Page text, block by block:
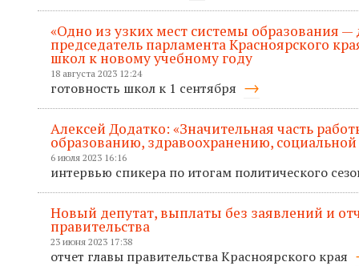
«Одно из узких мест системы образования —
председатель парламента Красноярского
школ к новому учебному году
18 августа 2023 12:24
готовность школ к 1 сентября
Алексей Додатко: «Значительная часть
образованию, здравоохранению,
6 июля 2023 16:16
интервью спикера по итогам политического
Новый депутат, выплаты без заявлений и
правительства
23 июня 2023 17:38
отчет главы правительства Красноярского края